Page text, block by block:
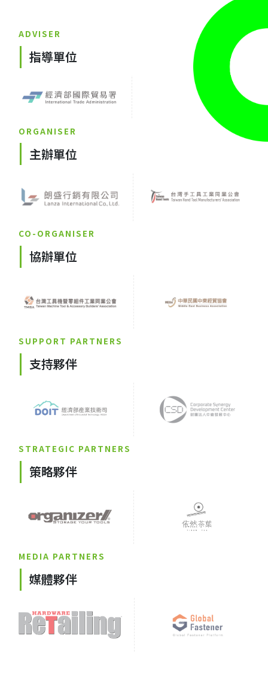
ADVISER
指導單位
ORGANISER
主辦單位
CO-ORGANISER
協辦單位
SUPPORT PARTNERS
支持夥伴
STRATEGIC PARTNERS
策略夥伴
MEDIA PARTNERS
媒體夥伴